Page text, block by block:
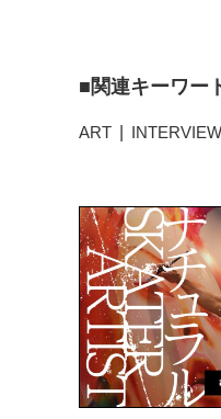
関連キーワー
ART INTERVIEW